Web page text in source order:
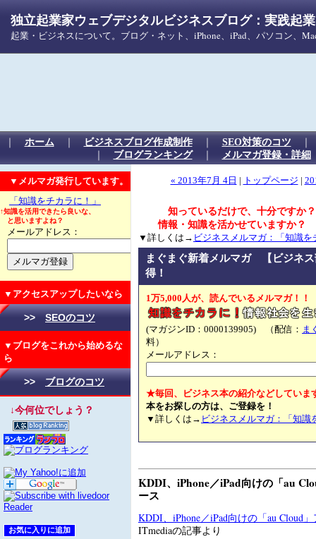
独立起業家ウェブデジタルビジネスブログ：実践起
起業・ビジネスについて。ブログ・ネット、iPhone、iPad、パソコン、
｜ ホーム ｜ ビジネスブログ作成制作｜ SEO対策のコツ
｜ ブログランキング｜ メルマガ登録・詳細
▼メルマガ発行しています。
「知識をチカラに！」
↑知識を活用できたら良いな、
と思いますよね？
メールアドレス：
▼アクセスアップしたいなら
>> SEOのコツ
▼ブログをこれから始めるな
ら
>> ブログのコツ
↓今何位でしょう？
« 2013年7月 4日 トップページ
知っているだけで、十分ですか？
情報・知識を活かせていますか？
▼詳しくは→ ビジネスメルマガ：「知識を
まぐまぐ新着メルマガ 【ビジネ
得！
1万5,000人が、読んでいるメルマガ！！
(マガジンID：0000139905) （配信： ま
料）
メールアドレス：
★毎回、ビジネス本の紹介などしていま
本をお探しの方は、ご登録を！
▼詳しくは→ ビジネスメルマガ：「知識
KDDI、iPhone／iPad向けの「au
ース
KDDI、iPhone／iPad向けの「au Cloud
ITmediaの記事より